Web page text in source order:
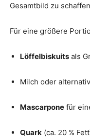
Gesamtbild zu
Für eine größere
Löffelbiskuits als
Milch oder
Mascarpone für
Quark (ca. 20 %